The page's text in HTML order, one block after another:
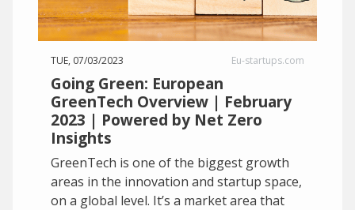
TUE, 07/03/2023 Eu-startups.com
Going Green: European
GreenTech Overview | February
2023 | Powered by Net Zero
Insights
GreenTech is one of the biggest growth
areas in the innovation and startup space,
on a global level. It’s a market area that